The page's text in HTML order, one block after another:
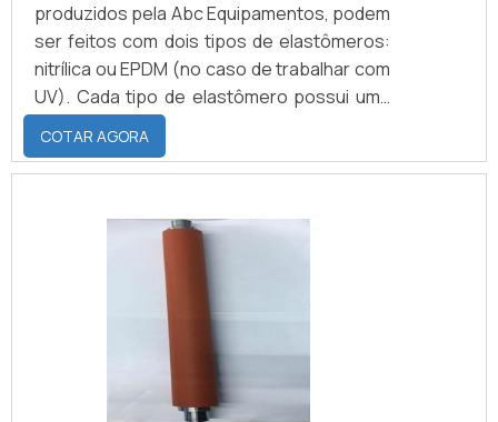
produzidos pela Abc Equipamentos, podem
ser feitos com dois tipos de elastômeros:
nitrílica ou EPDM (no caso de trabalhar com
UV). Cada tipo de elastômero possui uma
serie de características distintas, por
exemplo: a nitrílica pode ser produzida com
dureza entre 20 a 95 shores, podendo
-30°C e máximas de 120°C, possui
excelente resistência a abrasão, boa
resistência de aderência a metais,
resistência ao rasgamento, deforma.
COTAR AGORA